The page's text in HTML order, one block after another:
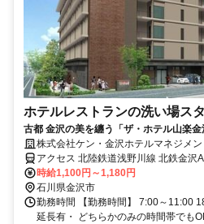
ホテルレストランの洗い場ス
古都 金沢の美を纏う「ザ・ホテル山楽
い場」スタッフ募集！
株式会社ケン・金沢ホテルマネジメン
アクセス 北陸鉄道浅野川線 北鉄金沢
沢徒歩約16分、連絡バス 金沢徒歩約
JR金沢駅東口から車で15分
時給1,100円～1,180円
石川県金沢市
勤務時間 【勤務時間】 7:00～11:00
延長有・ どちらかのみの時間帯でも